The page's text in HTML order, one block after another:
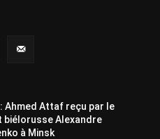
Ahmed Attaf reçu par le
biélorusse Alexandre
à Minsk